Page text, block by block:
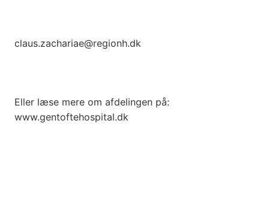
claus.zachariae@regionh.dk
Eller læse mere om afdelingen på:
www.gentoftehospital.dk